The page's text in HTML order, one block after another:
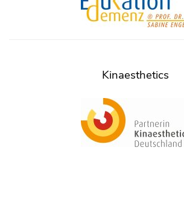
Kinaesthetics